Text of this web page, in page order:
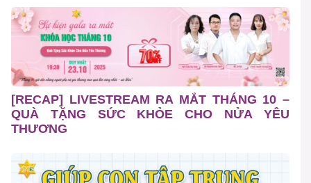
[RECAP] LIVESTREAM RA MẮT THÁNG 10 –
QUÀ TẶNG SỨC KHỎE CHO NỬA YÊU
THƯƠNG